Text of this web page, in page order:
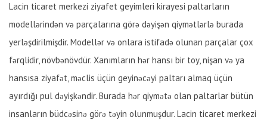
Lacin ticaret merkezi ziyafet geyimleri kirayesi paltarların
modellərindən və parçalarına görə dəyişən qiymətlərlə burada
yerləşdirilmişdir. Modellər və onlara istifadə olunan parçalar çox
fərqlidir, növbənövdür. Xanımların hər hansı bir toy, nişan və ya
hansısa ziyafət, məclis üçün geyinəcəyi paltarı almaq üçün
ayırdığı pul dəyişkəndir. Burada hər qiymətə olan paltarlar bütün
insanların büdcəsinə görə təyin olunmuşdur. Lacin ticaret merkezi